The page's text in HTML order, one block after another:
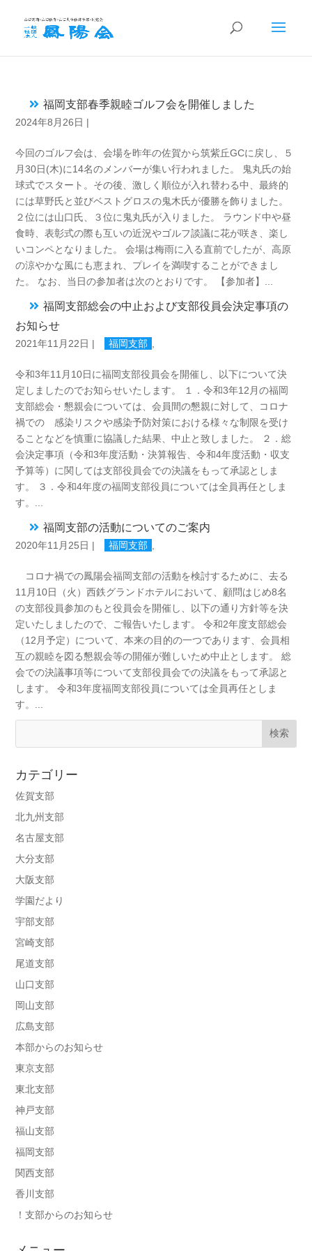
福岡支部春季親睦ゴルフ会を開催しました
2024年8月26日 |
今回のゴルフ会は、会場を昨年の佐賀から筑紫丘GCに戻し、５
月30日(木)に14名のメンバーが集い行われました。 鬼丸氏の始
球式でスタート。その後、激しく順位が入れ替わる中、最終的
には草野氏と並びベストグロスの鬼木氏が優勝を飾りました。
２位には山口氏、３位に鬼丸氏が入りました。 ラウンド中や昼
食時、表彰式の際も互いの近況やゴルフ談議に花が咲き、楽し
いコンペとなりました。 会場は梅雨に入る直前でしたが、高原
の涼やかな風にも恵まれ、プレイを満喫することができまし
た。 なお、当日の参加者は次のとおりです。 【参加者】...
福岡支部総会の中止および支部役員会決定事項の
お知らせ
2021年11月22日 | 福岡支部
令和3年11月10日に福岡支部役員会を開催し、以下について決
定しましたのでお知らせいたします。 １．令和3年12月の福岡
支部総会・懇親会については、会員間の懇親に対して、コロナ
禍での 感染リスクや感染予防対策における様々な制限を受け
ることなどを慎重に協議した結果、中止と致しました。 ２．総
会決定事項（令和3年度活動・決算報告、令和4年度活動・収支
予算等）に関しては支部役員会での決議をもって承認としま
す。 ３．令和4年度の福岡支部役員については全員再任としま
す。...
福岡支部の活動についてのご案内
2020年11月25日 | 福岡支部
コロナ禍での鳳陽会福岡支部の活動を検討するために、去る
11月10日（火）西鉄グランドホテルにおいて、顧問はじめ8名
の支部役員参加のもと役員会を開催し、以下の通り方針等を決
定いたしましたので、ご報告いたします。 令和2年度支部総会
（12月予定）について、本来の目的の一つであります、会員相
互の親睦を図る懇親会等の開催が難しいため中止とします。 総
会での決議事項等について支部役員会での決議をもって承認と
します。 令和3年度福岡支部役員については全員再任としま
す。...
カテゴリー
佐賀支部
北九州支部
名古屋支部
大分支部
大阪支部
学園だより
宇部支部
宮崎支部
尾道支部
山口支部
岡山支部
広島支部
本部からのお知らせ
東京支部
東北支部
神戸支部
福山支部
福岡支部
関西支部
香川支部
！支部からのお知らせ